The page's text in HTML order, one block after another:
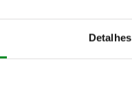
Detalhes